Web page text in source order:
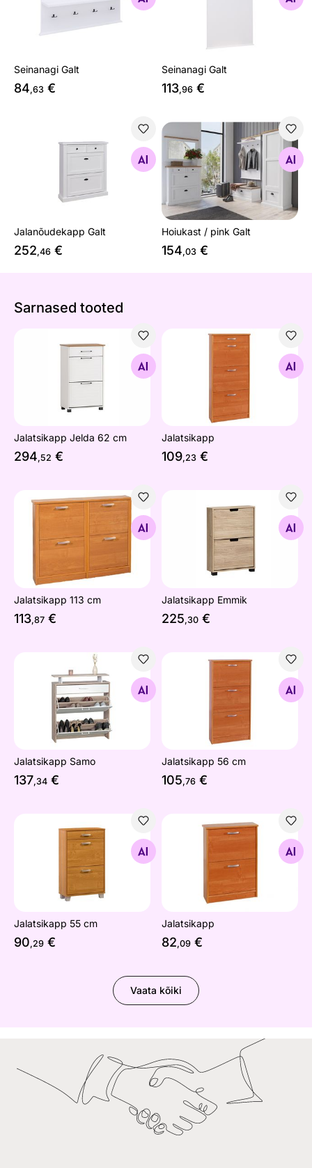
Seinanagi Galt
84,63 €
Seinanagi Galt
113,96 €
Jalanõudekapp Galt
Otsi sarnaseid
Jalanõudekapp Galt
252,46 €
Hoiukast / pink Galt
Otsi sarnaseid
Hoiukast / pink Galt
154,03 €
Sarnased tooted
Jalatsikapp Jelda 62 cm
Jalatsikapp Jelda 62 cm
294,52 €
Otsi sarnaseid
Jalatsikapp
109,23 €
Jalatsikapp 113 cm
Jalatsikapp 113 cm
113,87 €
Jalatsikapp Emmik
Otsi sarnaseid
Jalatsikapp Emmik
225,30 €
Jalatsikapp Samo
Otsi sarnaseid
Jalatsikapp Samo
137,34 €
Otsi sarnaseid
Jalatsikapp 56 cm
105,76 €
Jalatsikapp 55 cm
Otsi sarnaseid
Jalatsikapp 55 cm
90,29 €
Jalatsikapp
Jalatsikapp
82,09 €
Vaata kõiki